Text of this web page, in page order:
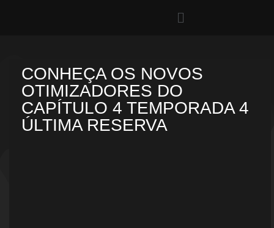
CONHEÇA OS NOVOS
OTIMIZADORES DO
CAPÍTULO 4 TEMPORADA 4
ÚLTIMA RESERVA